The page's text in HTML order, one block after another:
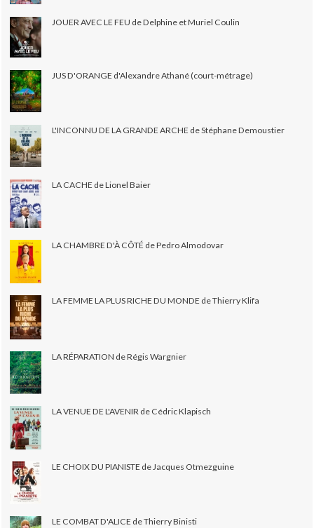
JOUER AVEC LE FEU de Delphine et Muriel Coulin
JUS D'ORANGE d'Alexandre Athané (court-métrage)
L'INCONNU DE LA GRANDE ARCHE de Stéphane Demoustier
LA CACHE de Lionel Baier
LA CHAMBRE D'À CÔTÉ de Pedro Almodovar
LA FEMME LA PLUS RICHE DU MONDE de Thierry Klifa
LA RÉPARATION de Régis Wargnier
LA VENUE DE L'AVENIR de Cédric Klapisch
LE CHOIX DU PIANISTE de Jacques Otmezguine
LE COMBAT D'ALICE de Thierry Binisti